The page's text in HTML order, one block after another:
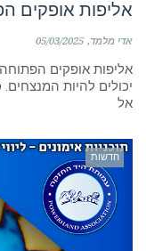
אליפות אופקים
אדי מלמד 05/03/2025
יכולים להיות
אל
חדשות